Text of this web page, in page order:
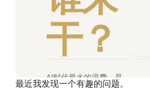
干？
AI时代最大的浪费，是
让最昂贵的智能去做最
最近我发现一个有趣的问题。